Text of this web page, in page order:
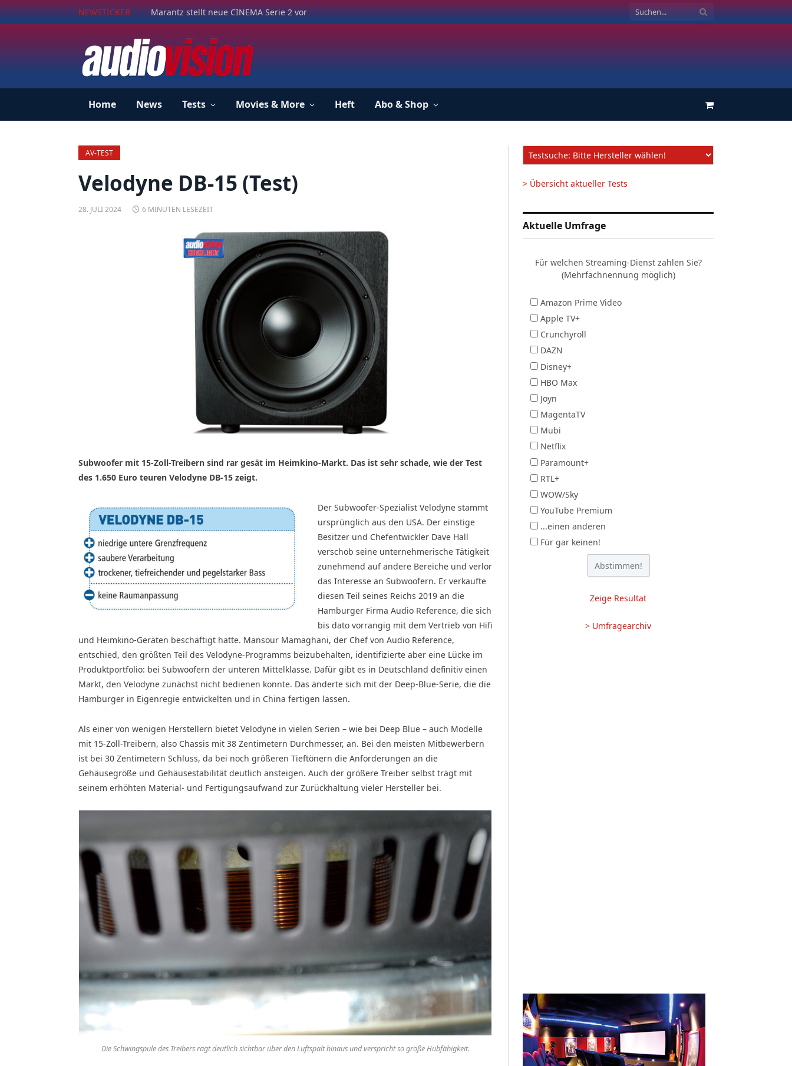
NEWSTICKER Marantz stellt neue CINEMA Serie 2 vor
Home News Tests Movies & More Heft Abo & Shop Einkaufswagen
AV-TEST
Velodyne DB-15 (Test)
28. JULI 2024 6 MINUTEN LESEZEIT
Subwoofer mit 15-Zoll-Treibern sind rar gesät im Heimkino-Markt. Das ist sehr schade, wie der Test
des 1.650 Euro teuren Velodyne DB-15 zeigt.
Der Subwoofer-Spezialist Velodyne stammt
ursprünglich aus den USA. Der einstige
Besitzer und Chefentwickler Dave Hall
verschob seine unternehmerische Tätigkeit
zunehmend auf andere Bereiche und verlor
das Interesse an Subwoofern. Er verkaufte
diesen Teil seines Reichs 2019 an die
Hamburger Firma Audio Reference, die sich
bis dato vorrangig mit dem Vertrieb von Hifi
und Heimkino-Geräten beschäftigt hatte. Mansour Mamaghani, der Chef von Audio Reference,
entschied, den größten Teil des Velodyne-Programms beizubehalten, identifizierte aber eine Lücke im
Produktportfolio: bei Subwoofern der unteren Mittelklasse. Dafür gibt es in Deutschland definitiv einen
Markt, den Velodyne zunächst nicht bedienen konnte. Das änderte sich mit der Deep-Blue-Serie, die die
Hamburger in Eigenregie entwickelten und in China fertigen lassen.
Als einer von wenigen Herstellern bietet Velodyne in vielen Serien – wie bei Deep Blue – auch Modelle
mit 15-Zoll-Treibern, also Chassis mit 38 Zentimetern Durchmesser, an. Bei den meisten Mitbewerbern
ist bei 30 Zentimetern Schluss, da bei noch größeren Tieftönern die Anforderungen an die
Gehäusegröße und Gehäusestabilität deutlich ansteigen. Auch der größere Treiber selbst trägt mit
seinem erhöhten Material- und Fertigungsaufwand zur Zurückhaltung vieler Hersteller bei.
Die Schwingspule des Treibers ragt deutlich sichtbar über den Luftspalt hinaus und verspricht so große Hubfähigkeit.
> Übersicht aktueller Tests
Aktuelle Umfrage
Für welchen Streaming-Dienst zahlen Sie?
(Mehrfachnennung möglich)
Amazon Prime Video
Apple TV+
Crunchyroll
DAZN
Disney+
HBO Max
Joyn
MagentaTV
Mubi
Netflix
Paramount+
RTL+
WOW/Sky
YouTube Premium
...einen anderen
Für gar keinen!
Zeige Resultat
> Umfragearchiv